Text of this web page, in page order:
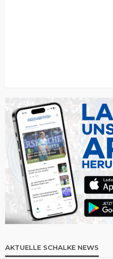
AKTUELLE SCHALKE NEWS